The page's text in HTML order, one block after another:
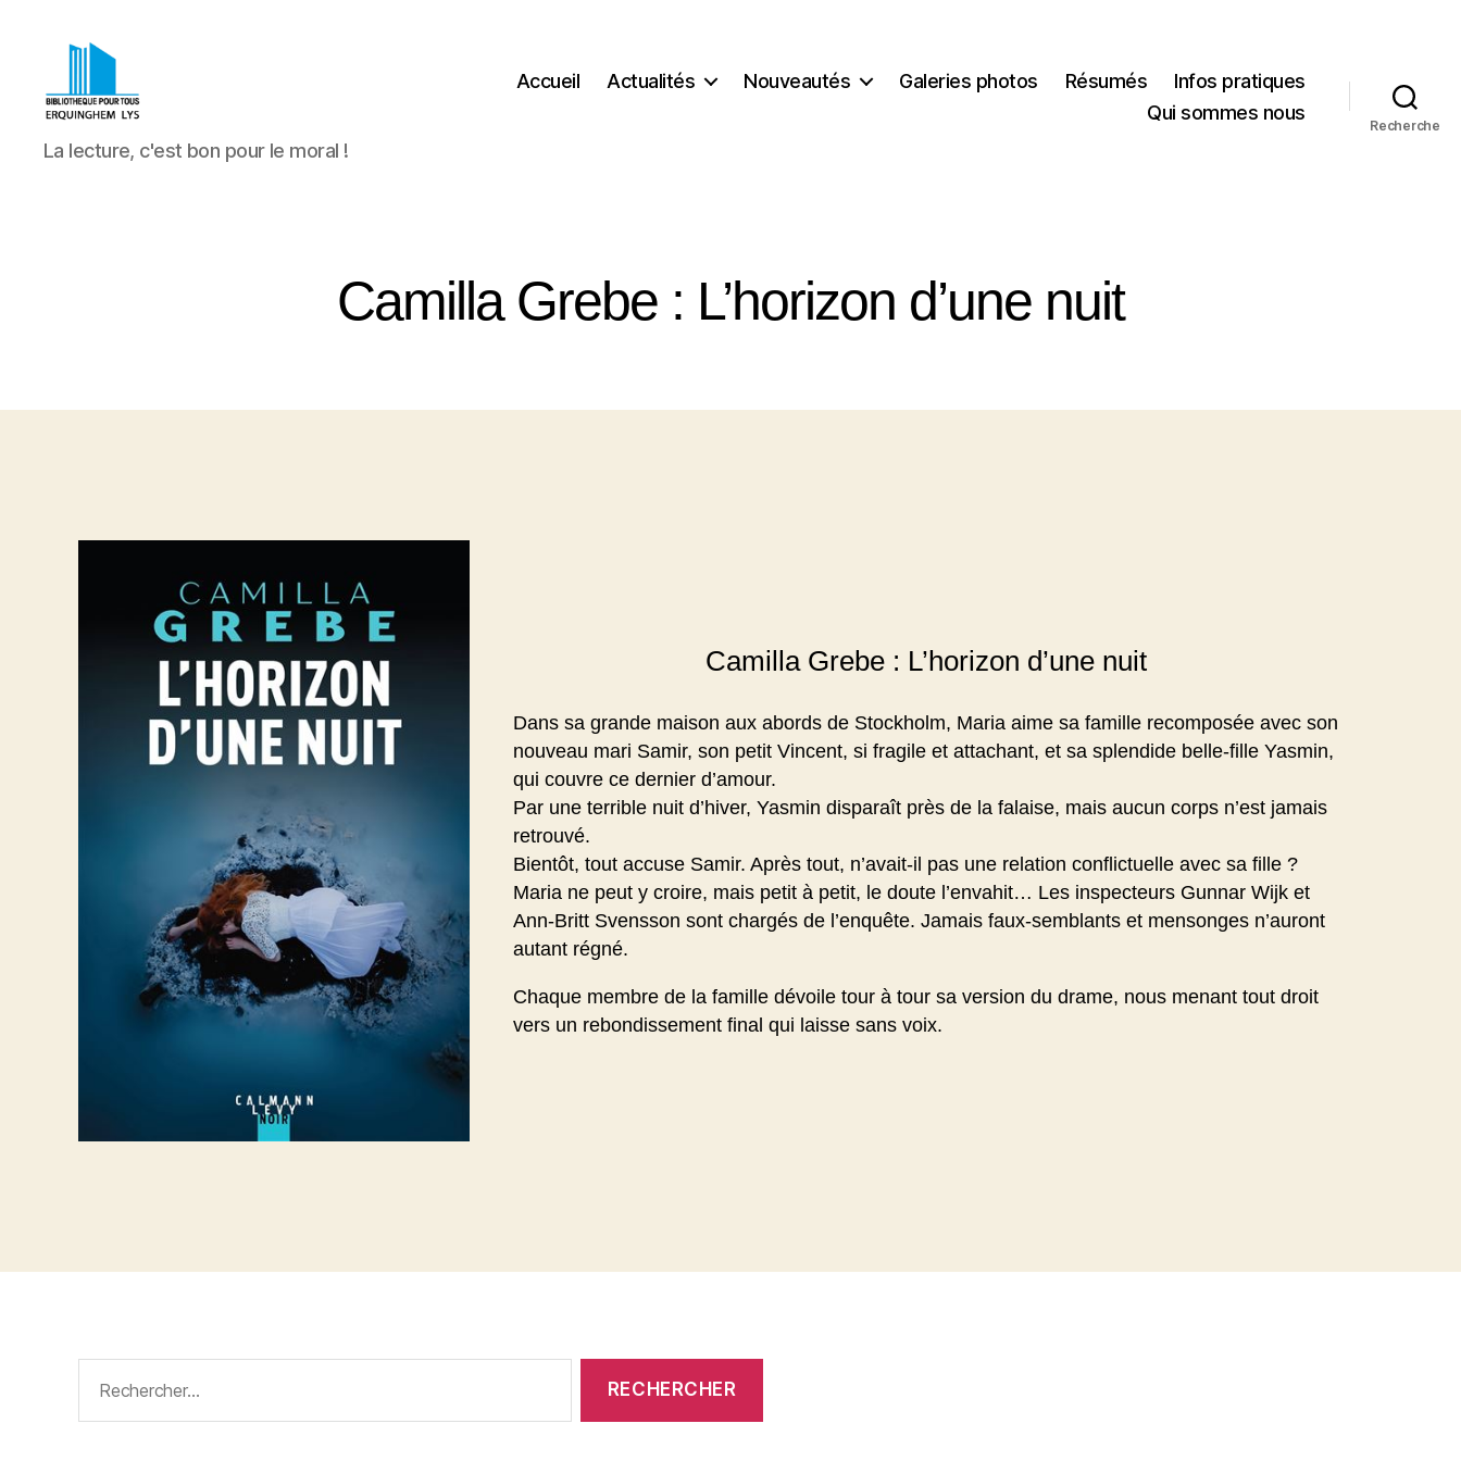
Bibliothèque
Pour
La lecture, c'est bon pour le moral !
Accueil Actualités Nouveautés Galeries photos Résumés
Infos pratiques
Qui sommes nous
Recherche
Camilla Grebe : L’horizon d’une nuit
Camilla Grebe : L’horizon d’une nuit
Dans sa grande maison aux abords de Stockholm, Maria aime sa famille recomposée avec son
nouveau mari Samir, son petit Vincent, si fragile et attachant, et sa splendide belle-fille Yasmin,
qui couvre ce dernier d’amour.
Par une terrible nuit d’hiver, Yasmin disparaît près de la falaise, mais aucun corps n’est jamais
retrouvé.
Bientôt, tout accuse Samir. Après tout, n’avait-il pas une relation conflictuelle avec sa fille ?
Maria ne peut y croire, mais petit à petit, le doute l’envahit… Les inspecteurs Gunnar Wijk et
Ann-Britt Svensson sont chargés de l’enquête. Jamais faux-semblants et mensonges n’auront
autant régné.
Chaque membre de la famille dévoile tour à tour sa version du drame, nous menant tout droit
vers un rebondissement final qui laisse sans voix.